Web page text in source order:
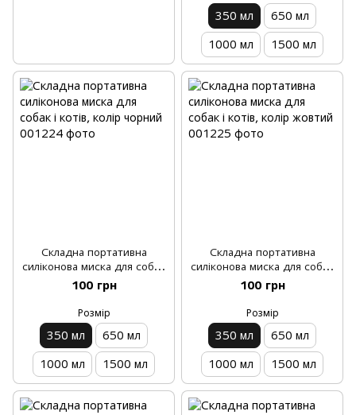
350 мл 650 мл
1000 мл 1500 мл
Складна портативна
силіконова миска для собак
і котів, колір чорний
100 грн
Розмір
350 мл 650 мл
1000 мл 1500 мл
Складна портативна
силіконова миска для собак
і котів, колір жовтий
100 грн
Розмір
350 мл 650 мл
1000 мл 1500 мл